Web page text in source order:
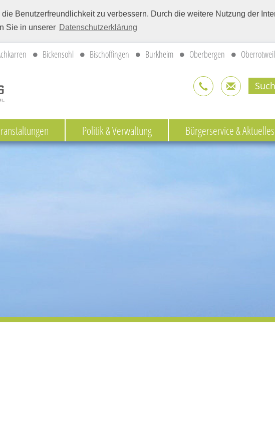
Benutzerfreundlichkeit zu verbessern. Durch die weitere Nutzung der
Sie in unserer Datenschutzerklärung
Bickensohl Bischoffingen Burkheim Oberbergen Oberrotweil
Politik & Verwaltung Bürgerservice & Aktuelles